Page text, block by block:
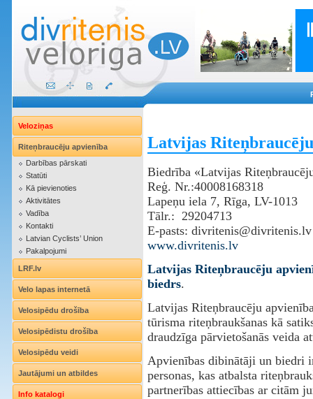
Veloziņas
Riteņbraucēju apvienība
Darbības pārskati
Statūti
Kā pievienoties
Aktivitātes
Vadība
Kontakti
Latvian Cyclists’ Union
Pakalpojumi
LRF.lv
Velo lapas internetā
Velosipēdu drošība
Velosipēdistu drošība
Velosipēdu veidi
Jautājumi un atbildes
Info katalogi
Latvijas
Biedrība «Latvijas
Reģ. Nr.:40008168318
Lapeņu iela 7, Rīga, LV-1013
‌Tālr.: 29204713
E-pasts: divritenis@divritenis.lv
www.divritenis.lv
Latvijas Riteņbraucēju
biedrs.
Latvijas Riteņbraucēju
tūrisma riteņbraukšanas kā
draudzīga pārvietošanās veida
Apvienības dibinātāji un biedri
personas, kas atbalsta
partnerības attiecības ar citām